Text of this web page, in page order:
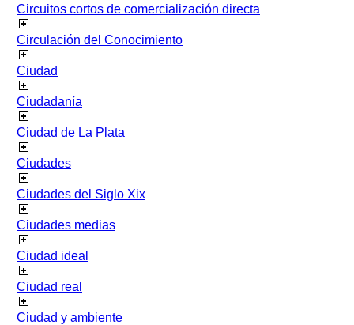
Circuitos cortos de comercialización directa
Circulación del Conocimiento
Ciudad
Ciudadanía
Ciudad de La Plata
Ciudades
Ciudades del Siglo Xix
Ciudades medias
Ciudad ideal
Ciudad real
Ciudad y ambiente